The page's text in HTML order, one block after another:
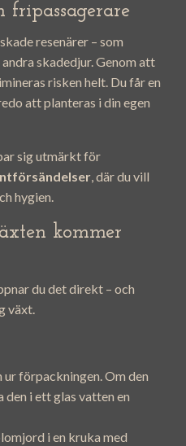
fripassagerare
resenärer – som
skadedjur. Genom att
risken helt. Du får en
att planteras i din egen
sig utmärkt för
, där du vill
hygien.
kommer
du det direkt – och
växt.
förpackningen. Om den
i ett glas vatten en
i en kruka med